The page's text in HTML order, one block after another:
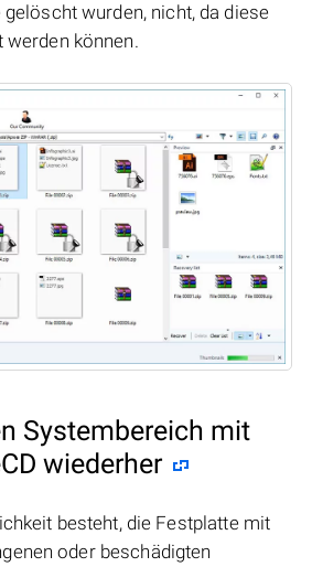
wurden, nicht, da diese
können.
Systembereich mit
wiederher
besteht, die Festplatte mit
oder beschädigten